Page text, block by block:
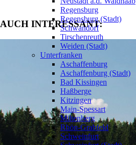
AUCH INTERESSANT:
Regensburg
Regensburg (Stadt)
Schwandorf
Tirschenreuth
Weiden (Stadt)
Unterfranken
Aschaffenburg
Aschaffenburg (Stadt)
Bad Kissingen
Haßberge
Kitzingen
Main-Spessart
Miltenberg
Rhön-Grabfeld
Schweinfurt